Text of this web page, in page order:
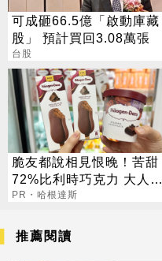
可成砸66.5億「啟動庫藏
股」 預計買回3.08萬張
台股
脆友都說相見恨晚！苦甜
72%比利時巧克力 大人味
爆紅！
PR・哈根達斯
推薦閱讀